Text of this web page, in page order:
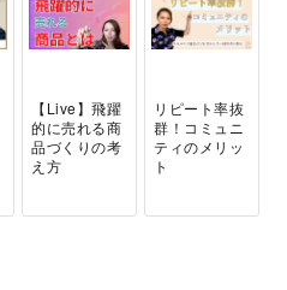
【Live】飛躍
的に売れる商
品づくりの考
え方
リピート率抜
群！コミュニ
ティのメリッ
ト